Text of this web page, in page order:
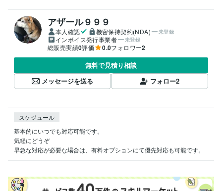
アザール９９９
本人確認 機密保持契約(NDA) 未登録
インボイス発行事業者 未登録
総販売実績0評価 0.0フォロワー2
無料で見積り相談
メッセージを送る
フォロー2
スケジュール
基本的にいつでも対応可能です。
気軽にどうぞ
早急な対応が必要な場合は、有料オプションにて優先対応も可能です。